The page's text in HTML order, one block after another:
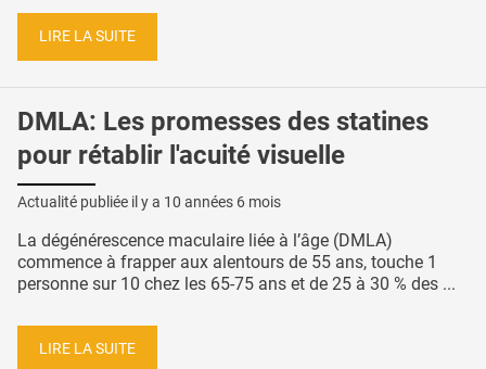
LIRE LA SUITE
DMLA: Les promesses des statines
pour rétablir l'acuité visuelle
Actualité publiée il y a 10 années 6 mois
La dégénérescence maculaire liée à l’âge (DMLA)
commence à frapper aux alentours de 55 ans, touche 1
personne sur 10 chez les 65-75 ans et de 25 à 30 % des ...
LIRE LA SUITE